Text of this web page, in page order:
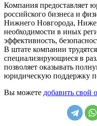
Компания предоставляет
российского бизнеса и
Нижнего Новгорода,
необходимости в иных
эффективность,
В штате компании
специализирующиеся в
позволяет оказывать
юридическую поддержку
Вы можете добавить свой